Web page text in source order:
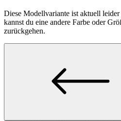
Diese Modellvariante ist aktuell
kannst du eine andere Farbe oder
zurückgehen.